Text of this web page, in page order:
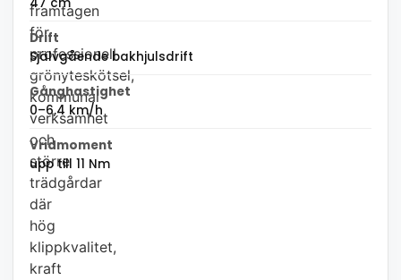
framtagen
för
professionell
grönyteskötsel,
kommunal
verksamhet
och
större
trädgårdar
där
hög
klippkvalitet,
kraft
Drift
Självgående bakhjulsdrift
Gånghastighet
0–6,4 km/h
Vridmoment
upp till 11 Nm